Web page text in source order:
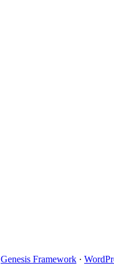
Genesis Framework ·